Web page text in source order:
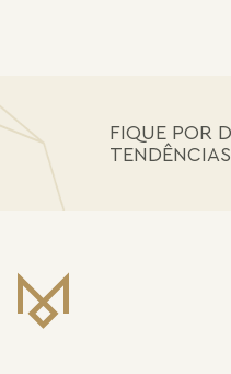
FIQUE POR